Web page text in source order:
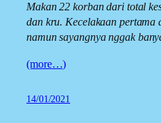
Makan 22 korban dari total
dan kru. Kecelakaan pertama
namun sayangnya nggak
(more…)
14/01/2021